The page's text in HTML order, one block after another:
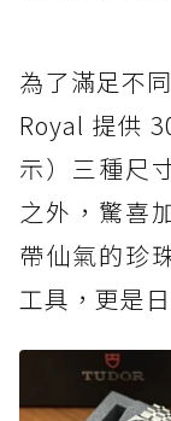
為了滿足不
Royal 提供
示）三種尺
之外，驚喜
帶仙氣的珍
工具，更是